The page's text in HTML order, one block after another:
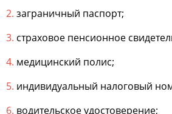
заграничный паспорт;
страховое пенсионное
медицинский полис;
индивидуальный налоговый
водительское удостоверение;